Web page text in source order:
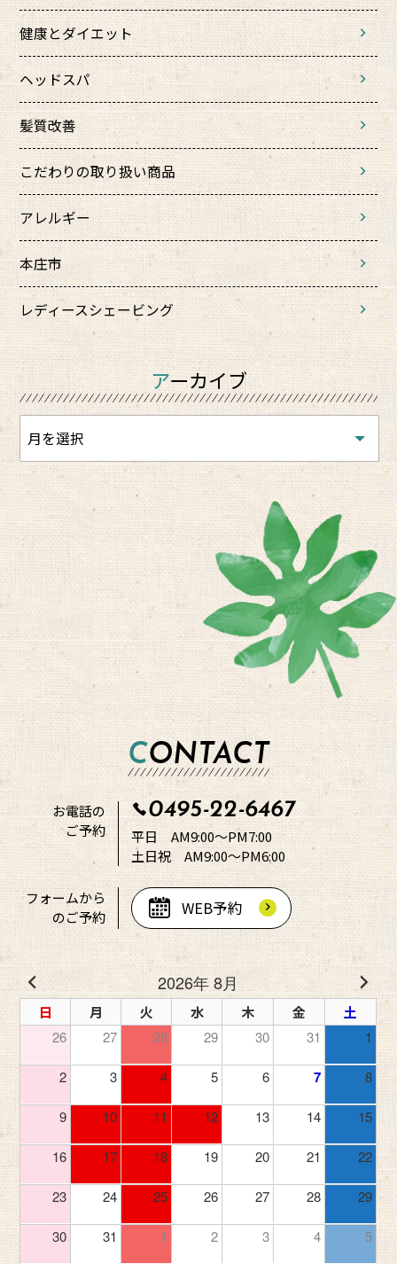
健康とダイエット
ヘッドスパ
髪質改善
こだわりの取り扱い商品
アレルギー
本庄市
レディースシェービング
アーカイブ
CONTACT
お電話の
ご予約
0495-22-6467
平日 AM9:00～PM7:00
土日祝 AM9:00～PM6:00
フォームから
のご予約
WEB予約
2026年 8月
日 月 火 水 木 金
土
26
27 28 29 30 31 1
2 3 4 5 6 7 8
9 10 11 12 13 14 15
16 17 18 19 20 21 22
23 24 25 26 27 28 29
30 31 1 2 3 4 5